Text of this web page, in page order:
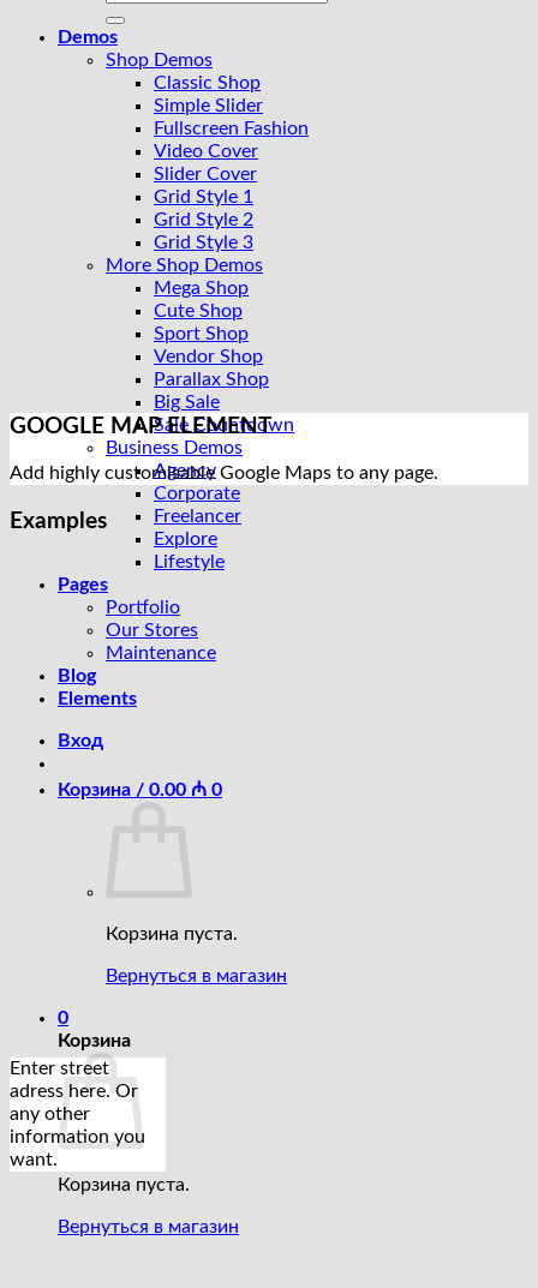
Demos
Shop Demos
Classic Shop
Simple Slider
Fullscreen Fashion
Video Cover
Slider Cover
Grid Style 1
Grid Style 2
Grid Style 3
More Shop Demos
Mega Shop
Cute Shop
Sport Shop
Vendor Shop
Parallax Shop
Big Sale
Sale Countdown
Business Demos
Agency
Corporate
Freelancer
Explore
Lifestyle
Pages
Portfolio
Our Stores
Maintenance
Blog
Elements
Вход
Корзина / 0.00 ₼ 0
Корзина пуста.
Вернуться в магазин
0
Корзина
Корзина пуста.
Вернуться в магазин
GOOGLE MAP ELEMENT
Add highly customisable Google Maps to any page.
Examples
Enter street
adress here. Or
any other
information you
want.